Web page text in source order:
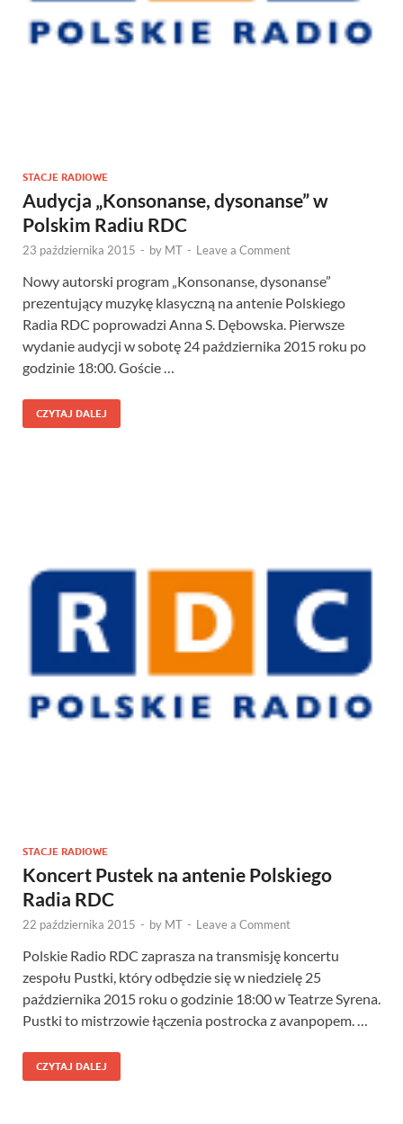
STACJE RADIOWE
Audycja „Konsonanse, dysonanse” w
Polskim Radiu RDC
23 października 2015 - by MT - Leave a Comment
Nowy autorski program „Konsonanse, dysonanse”
prezentujący muzykę klasyczną na antenie Polskiego
Radia RDC poprowadzi Anna S. Dębowska. Pierwsze
wydanie audycji w sobotę 24 października 2015 roku po
godzinie 18:00. Goście …
CZYTAJ DALEJ
STACJE RADIOWE
Koncert Pustek na antenie Polskiego
Radia RDC
22 października 2015 - by MT - Leave a Comment
Polskie Radio RDC zaprasza na transmisję koncertu
zespołu Pustki, który odbędzie się w niedzielę 25
października 2015 roku o godzinie 18:00 w Teatrze Syrena.
Pustki to mistrzowie łączenia postrocka z avanpopem. …
CZYTAJ DALEJ